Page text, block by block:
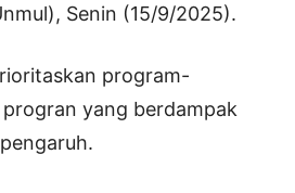
Senin (15/9/2025).
program-
yang berdampak